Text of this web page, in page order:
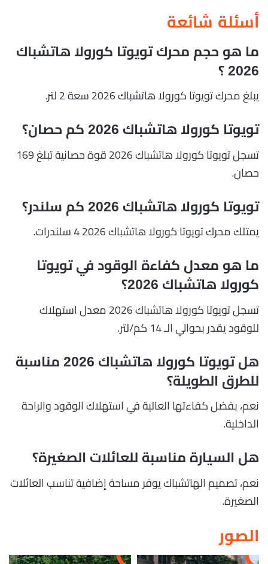
أسئلة شائعة
ما هو حجم محرك تويوتا كورولا هاتشباك
2026 ؟
يبلغ محرك تويوتا كورولا هاتشباك 2026 سعة 2 لتر.
تويوتا كورولا هاتشباك 2026 كم حصان؟
تسجل تويوتا كورولا هاتشباك 2026 قوة حصانية تبلغ 169
حصان.
تويوتا كورولا هاتشباك 2026 كم سلندر؟
يمتلك محرك تويوتا كورولا هاتشباك 2026 4 سلندرات.
ما هو معدل كفاءة الوقود في تويوتا
كورولا هاتشباك 2026؟
تسجل تويوتا كورولا هاتشباك 2026 معدل استهلاك
للوقود يقدر بحوالي الـ 14 كم/لتر.
هل تويوتا كورولا هاتشباك 2026 مناسبة
للطرق الطويلة؟
نعم، بفضل كفاءتها العالية في استهلاك الوقود والراحة
الداخلية.
هل السيارة مناسبة للعائلات الصغيرة؟
نعم، تصميم الهاتشباك يوفر مساحة إضافية تناسب العائلات
الصغيرة.
الصور